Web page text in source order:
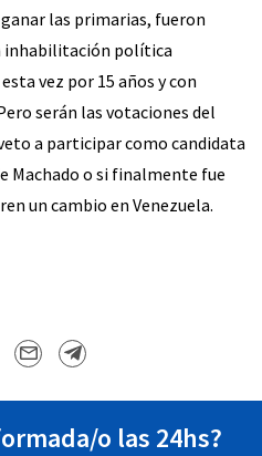
las primarias, fueron
inhabilitación política
vez por 15 años y con
serán las votaciones del
a participar como candidata
o si finalmente fue
un cambio en Venezuela.
o las 24hs?